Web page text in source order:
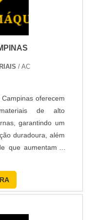
fissuras com massa
Use primer
massa ou
opte por tinta
à água; consumo
e microfissuras,
elasticidade; ela
Em
ou esmalte
8–12 m²/L e
4–6 horas. Use rolo
/ AC
oferecem
de alto
garantindo um
duradoura, além
que aumentam o